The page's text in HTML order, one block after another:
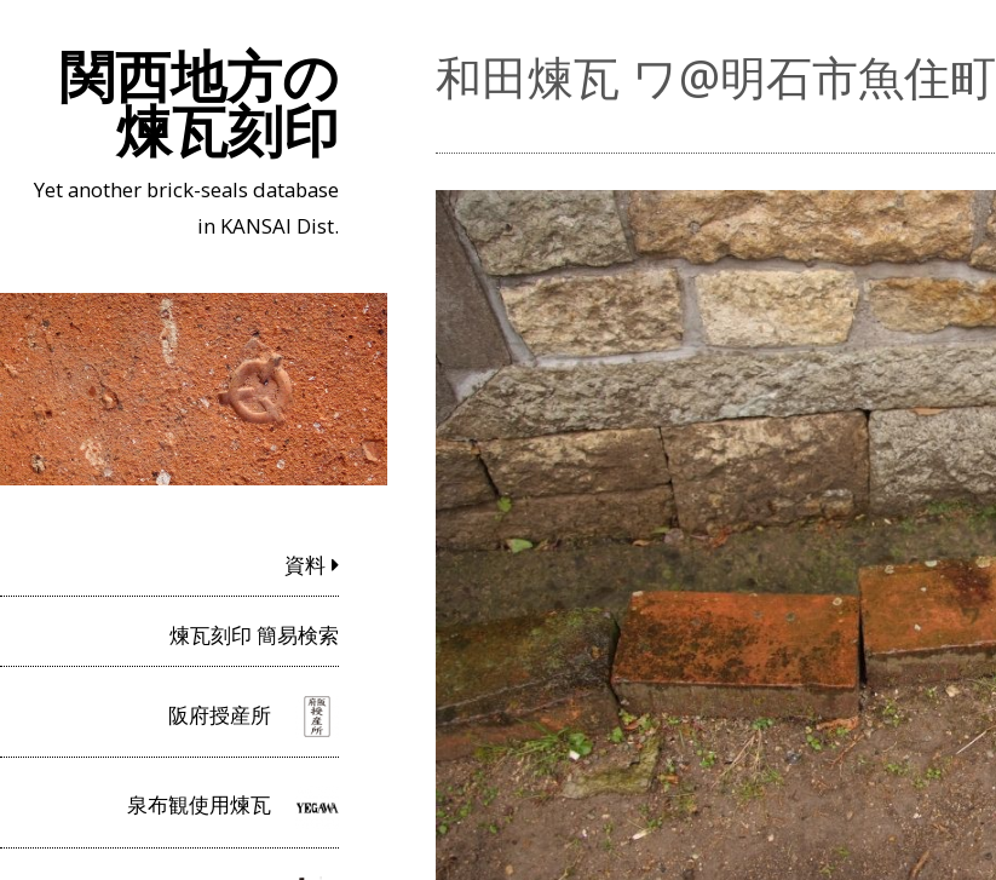
関西地方の
煉瓦刻印
Yet another brick-seals database
in KANSAI Dist.
資料
煉瓦刻印 簡易検索
阪府授産所
泉布観使用煉瓦
和田煉瓦 ワ@明石市魚住町